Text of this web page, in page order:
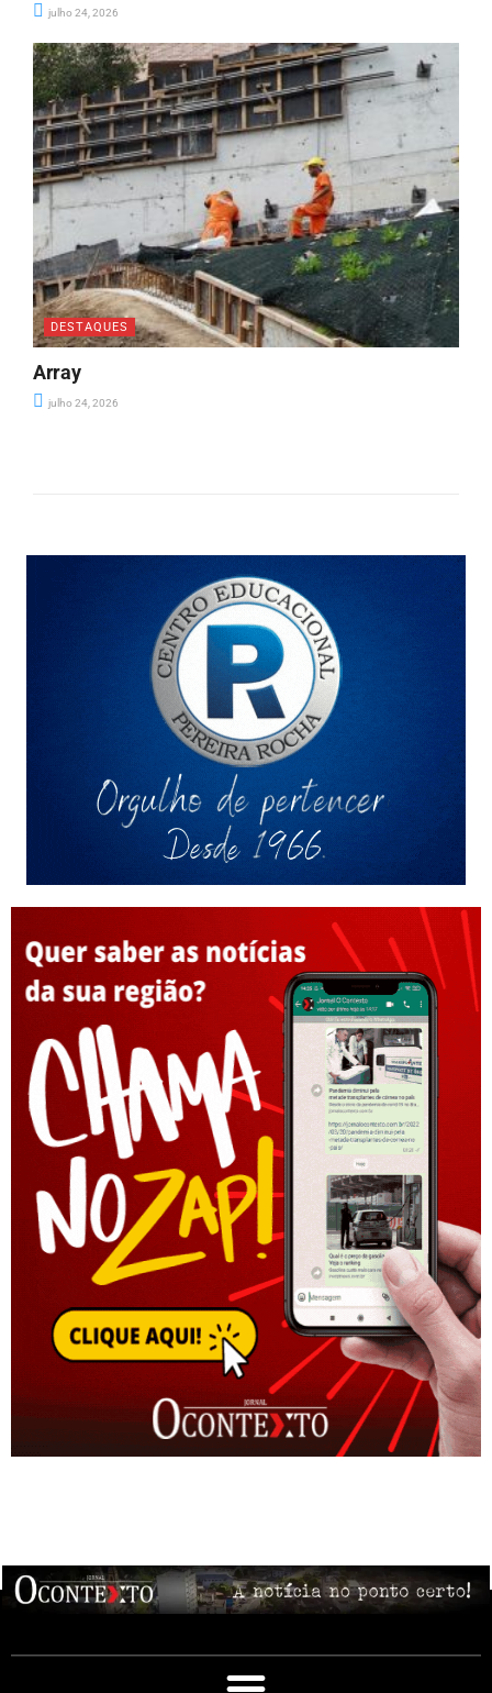
julho 24, 2026
DESTAQUES
Array
julho 24, 2026